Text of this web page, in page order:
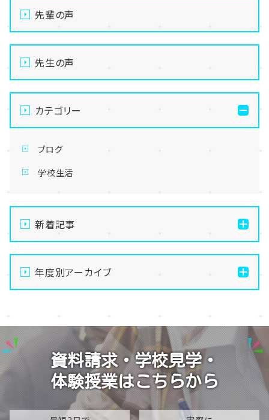
先輩の声
先生の声
カテゴリー
ブログ
学校生活
新着記事
【なんば】キラリと輝く宝物✨「光るハーバリウム」作り
に挑戦しました！
【なんば】校舎紹介の「自習室編」✨
温かいお出迎えで素敵な1日に🌷
【なんば】夏季休校期間のお知らせ🍉
【なんば】抜群のアクセス！なんば学習センターは駅チ
カ通学が叶います✨
年度別アーカイブ
2025
2024
2023
資料請求・学校見学・
体験授業はこちらから